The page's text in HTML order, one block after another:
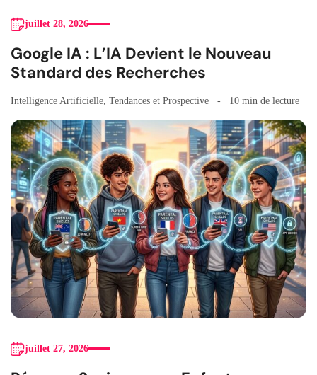
juillet 28, 2026
Google IA : L’IA Devient le Nouveau
Standard des Recherches
Intelligence Artificielle Tendances et Prospective 10 min de lecture
juillet 27, 2026